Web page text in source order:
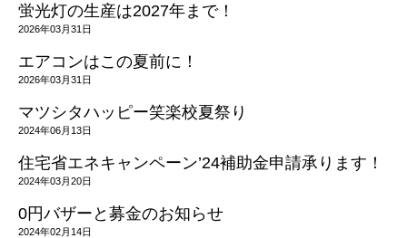
蛍光灯の生産は2027年まで！
2026年03月31日
エアコンはこの夏前に！
2026年03月31日
マツシタハッピー笑楽校夏祭り
2024年06月13日
住宅省エネキャンペーン’24補助金申請承ります！
2024年03月20日
0円バザーと募金のお知らせ
2024年02月14日